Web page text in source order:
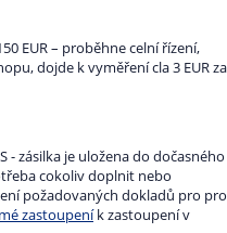
EUR – proběhne celní řízení,
dojde k vyměření cla 3 EUR za
- zásilka je uložena do dočasného
cokoliv doplnit nebo
požadovaných dokladů pro pro
zastoupeník zastoupení v